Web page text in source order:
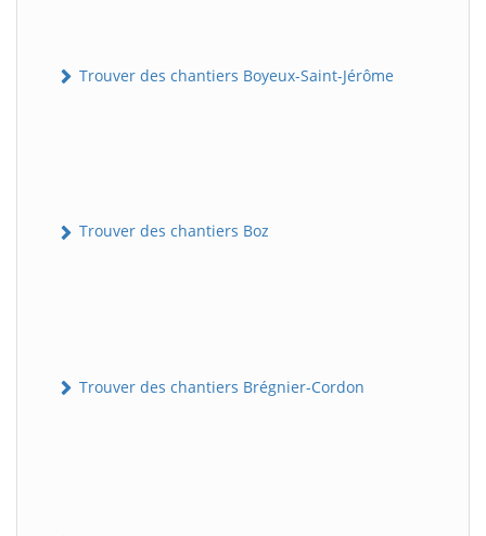
Trouver des chantiers Boyeux-Saint-Jérôme
Trouver des chantiers Boz
Trouver des chantiers Brégnier-Cordon